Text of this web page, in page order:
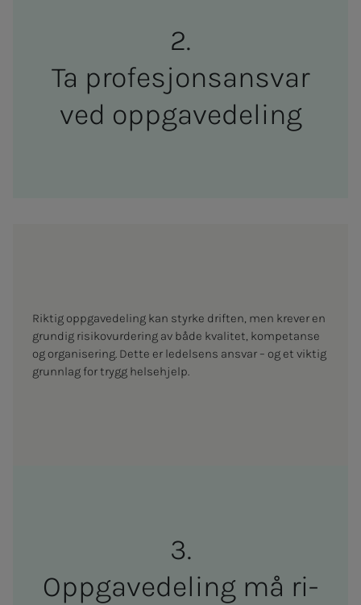
Ta pro­­­fe­­­sjons­­­an­svar
ved opp­­­ga­ve­­­de­­­ling
Opp­­­ga­ve­­­de­­­ling må ri­­­
Riktig oppgavedeling kan styrke driften, men krever en
grundig risikovurdering av både kvalitet, kompetanse
og organisering. Dette er ledelsens ansvar – og et viktig
grunnlag for trygg helsehjelp.